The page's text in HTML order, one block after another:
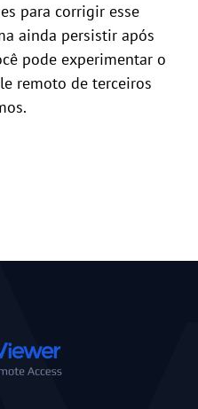
para corrigir esse
ainda persistir após
pode experimentar o
remoto de terceiros